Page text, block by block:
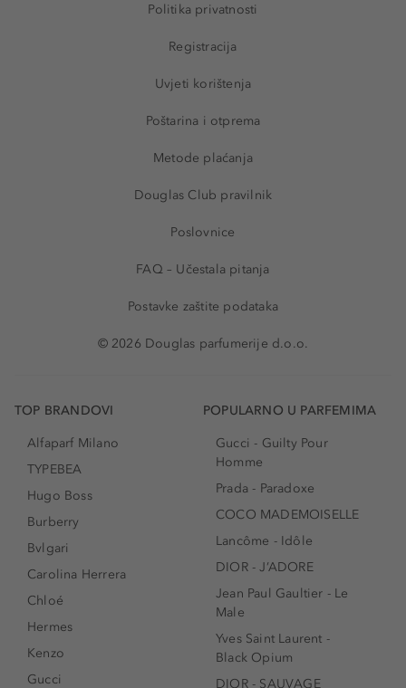
Politika privatnosti
Registracija
Uvjeti korištenja
Poštarina i otprema
Metode plaćanja
Douglas Club pravilnik
Poslovnice
FAQ – Učestala pitanja
Postavke zaštite podataka
© 2026 Douglas parfumerije d.o.o.
TOP BRANDOVI
Alfaparf Milano
TYPEBEA
Hugo Boss
Burberry
Bvlgari
Carolina Herrera
Chloé
Hermes
Kenzo
Gucci
POPULARNO U PARFEMIMA
Gucci - Guilty Pour
Homme
Prada - Paradoxe
COCO MADEMOISELLE
Lancôme - Idôle
DIOR - J’ADORE
Jean Paul Gaultier - Le
Male
Yves Saint Laurent -
Black Opium
DIOR - SAUVAGE